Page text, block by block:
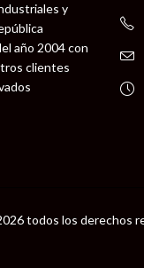
y
año 2004 con
clientes
todos los derechos